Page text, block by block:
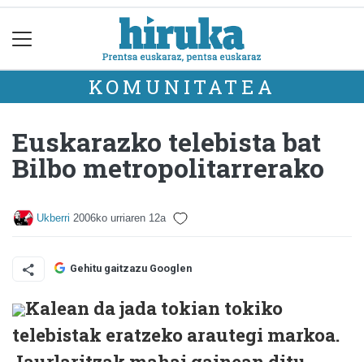
KOMUNITATEA
Euskarazko telebista bat
Bilbo metropolitarrerako
Ukberri 2006ko urriaren 12a
Gehitu gaitzazu Googlen
Kalean da jada tokian tokiko
telebistak eratzeko arautegi markoa.